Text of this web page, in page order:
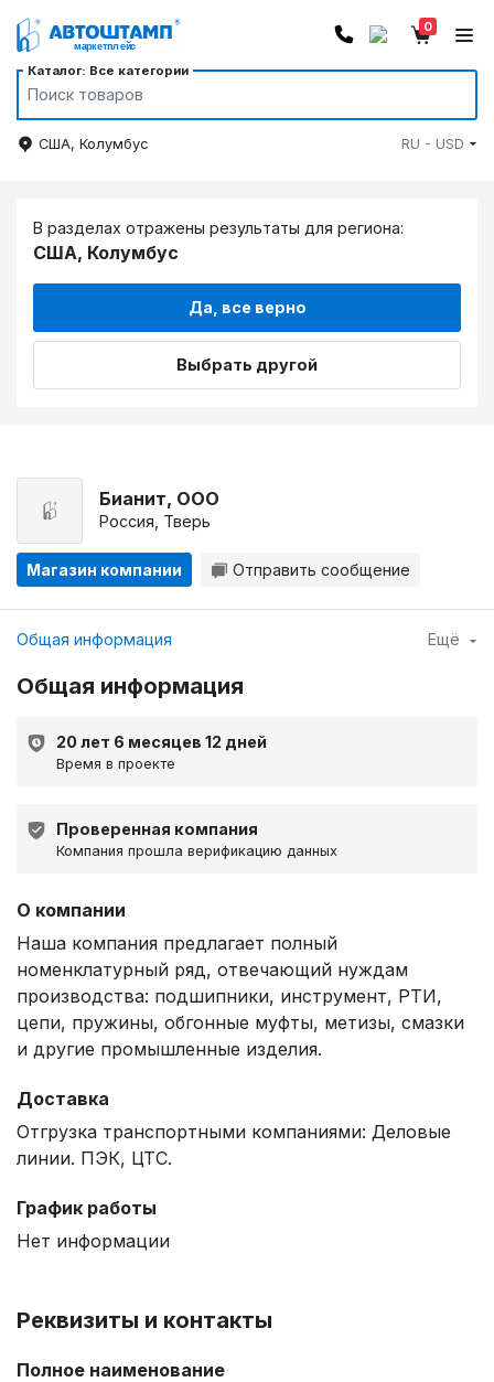
Каталог: Все категории
0
США, Колумбус RU - USD
В разделах отражены результаты для региона:
США, Колумбус
Да, все верно
Выбрать другой
Бианит, ООО
Россия, Тверь
Магазин компании Отправить сообщение
Общая информация Ещё
Общая информация
20 лет 6 месяцев 12 дней
Время в проекте
Проверенная компания
Компания прошла верификацию данных
О компании
Наша компания предлагает полный
номенклатурный ряд, отвечающий нуждам
производства: подшипники, инструмент, РТИ,
цепи, пружины, обгонные муфты, метизы, смазки
и другие промышленные изделия.
Доставка
Отгрузка транспортными компаниями: Деловые
линии. ПЭК, ЦТС.
График работы
Нет информации
Реквизиты и контакты
Полное наименование